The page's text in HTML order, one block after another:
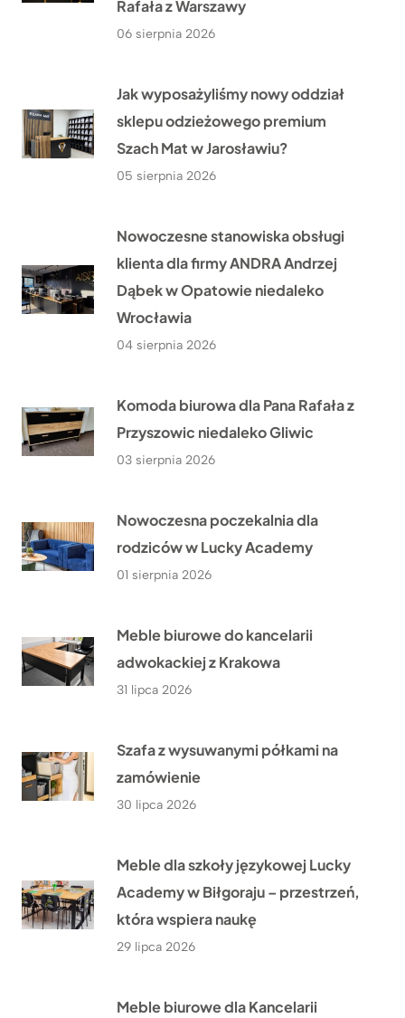
Rafała z Warszawy
06 sierpnia 2026
Jak wyposażyliśmy nowy oddział
sklepu odzieżowego premium
Szach Mat w Jarosławiu?
05 sierpnia 2026
Nowoczesne stanowiska obsługi
klienta dla firmy ANDRA Andrzej
Dąbek w Opatowie niedaleko
Wrocławia
04 sierpnia 2026
Komoda biurowa dla Pana Rafała z
Przyszowic niedaleko Gliwic
03 sierpnia 2026
Nowoczesna poczekalnia dla
rodziców w Lucky Academy
01 sierpnia 2026
Meble biurowe do kancelarii
adwokackiej z Krakowa
31 lipca 2026
Szafa z wysuwanymi półkami na
zamówienie
30 lipca 2026
Meble dla szkoły językowej Lucky
Academy w Biłgoraju – przestrzeń,
która wspiera naukę
29 lipca 2026
Meble biurowe dla Kancelarii